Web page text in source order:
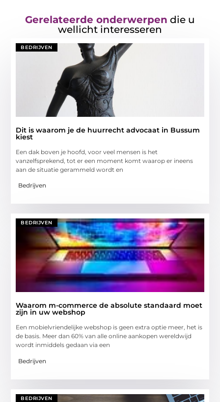
Gerelateerde onderwerpen die u
wellicht interesseren
BEDRIJVEN
Dit is waarom je de huurrecht advocaat in Bussum
kiest
Een dak boven je hoofd, voor veel mensen is het
vanzelfsprekend, tot er een moment komt waarop er ineens
aan de situatie gerammeld wordt en
Bedrijven
BEDRIJVEN
Waarom m-commerce de absolute standaard moet
zijn in uw webshop
Een mobielvriendelijke webshop is geen extra optie meer, het is
de basis. Meer dan 60% van alle online aankopen wereldwijd
wordt inmiddels gedaan via een
Bedrijven
BEDRIJVEN